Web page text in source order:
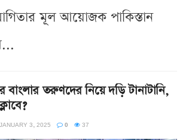
মূল আয়োজক পাকিস্তান
তরুণদের নিয়ে দড়ি টানাটানি,
JANUARY 3, 2025 0 37